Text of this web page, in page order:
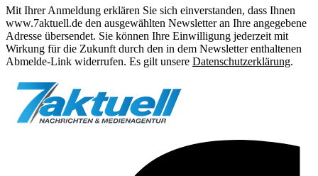
Mit Ihrer Anmeldung erklären Sie sich einverstanden, dass Ihnen
www.7aktuell.de den ausgewählten Newsletter an Ihre angegebene
Adresse übersendet. Sie können Ihre Einwilligung jederzeit mit
Wirkung für die Zukunft durch den in dem Newsletter enthaltenen
Abmelde-Link widerrufen. Es gilt unsere Datenschutzerklärung.